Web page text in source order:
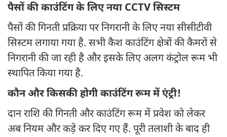
पैसों की काउंटिंग के लिए नया CCTV सिस्टम
पैसों की गिनती प्रक्रिया पर निगरानी के लिए नया सीसीटीवी
सिस्टम लगाया गया है. सभी कैश काउंटिंग क्षेत्रों की कैमरों से
निगरानी की जा रही है और इसके लिए अलग कंट्रोल रूम भी
स्थापित किया गया है.
कौन और किसकी होगी काउंटिंग रूम में एंट्री!
दान राशि की गिनती और काउंटिंग रूम में प्रवेश को लेकर
अब नियम और कड़े कर दिए गए हैं. पूरी तलाशी के बाद ही